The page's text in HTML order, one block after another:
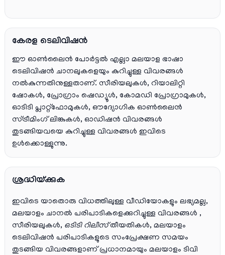
കേരള ടെലിവിഷൻ
ഈ ഓൺലൈൻ പോർട്ടൽ എല്ലാ മലയാള ഭാഷാ
ടെലിവിഷൻ ചാനലുകളെയും കുറിച്ചുള്ള വിവരങ്ങൾ
നൽകുന്നതിനുള്ളതാണ്. സീരിയലുകൾ, റിയാലിറ്റി
ഷോകൾ, പ്രോഗ്രാം ഷെഡ്യൂൾ, കോമഡി പ്രോഗ്രാമുകൾ,
ഓടിടി പ്ലാറ്റ്‌ഫോമുകൾ, ഔദ്യോഗിക ഓൺലൈൻ
സ്ട്രീമിംഗ് ലിങ്കുകൾ, ഓഡിഷൻ വിവരങ്ങൾ
തുടങ്ങിയവയെ കുറിച്ചുള്ള വിവരങ്ങൾ ഇവിടെ
ഉൾക്കൊള്ളുന്നു.
ശ്രദ്ധിയ്ക്കുക
ഇവിടെ യാതൊരു വിധത്തിലുള്ള വീഡിയോകളും ലഭ്യമല്ല,
മലയാളം ചാനല്‍ പരിപാടികളെക്കുറിച്ചുള്ള വിവരങ്ങള്‍ ,
സീരിയലുകള്‍, ഒടിടി റിലീസ്തീയതികള്‍, മലയാളം
ടെലിവിഷന്‍ പരിപാടികളുടെ സംപ്രേക്ഷണ സമയം
തുടങ്ങിയ വിവരങ്ങളാണ് പ്രധാനമായും മലയാളം ടിവി